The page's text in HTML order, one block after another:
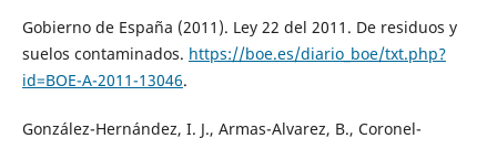
Gobierno de España (2011). Ley 22 del 2011. De residuos y
suelos contaminados. https://boe.es/diario_boe/txt.php?
id=BOE-A-2011-13046.
González-Hernández, I. J., Armas-Alvarez, B., Coronel-